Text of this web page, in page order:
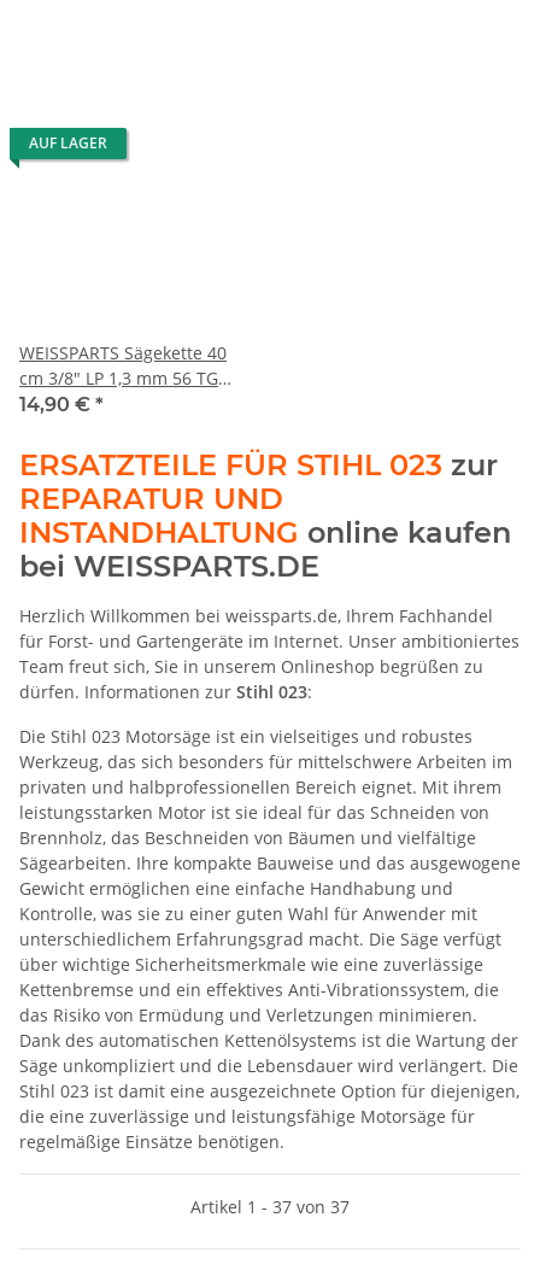
AUF LAGER
WEISSPARTS Sägekette 40
cm 3/8" LP 1,3 mm 56 TG
Low Profile
14,90 € *
ERSATZTEILE FÜR STIHL 023 zur
REPARATUR UND
INSTANDHALTUNG online kaufen
bei WEISSPARTS.DE
Herzlich Willkommen bei weissparts.de, Ihrem Fachhandel
für Forst- und Gartengeräte im Internet. Unser ambitioniertes
Team freut sich, Sie in unserem Onlineshop begrüßen zu
dürfen. Informationen zur Stihl 023:
Die Stihl 023 Motorsäge ist ein vielseitiges und robustes
Werkzeug, das sich besonders für mittelschwere Arbeiten im
privaten und halbprofessionellen Bereich eignet. Mit ihrem
leistungsstarken Motor ist sie ideal für das Schneiden von
Brennholz, das Beschneiden von Bäumen und vielfältige
Sägearbeiten. Ihre kompakte Bauweise und das ausgewogene
Gewicht ermöglichen eine einfache Handhabung und
Kontrolle, was sie zu einer guten Wahl für Anwender mit
unterschiedlichem Erfahrungsgrad macht. Die Säge verfügt
über wichtige Sicherheitsmerkmale wie eine zuverlässige
Kettenbremse und ein effektives Anti-Vibrationssystem, die
das Risiko von Ermüdung und Verletzungen minimieren.
Dank des automatischen Kettenölsystems ist die Wartung der
Säge unkompliziert und die Lebensdauer wird verlängert. Die
Stihl 023 ist damit eine ausgezeichnete Option für diejenigen,
die eine zuverlässige und leistungsfähige Motorsäge für
regelmäßige Einsätze benötigen.
Artikel 1 - 37 von 37